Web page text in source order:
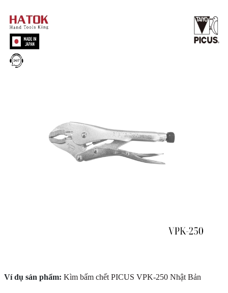
Ví dụ sản phẩm: Kìm bấm chết PICUS VPK-250 Nhật Bản